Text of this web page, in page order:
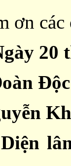
ơn
20